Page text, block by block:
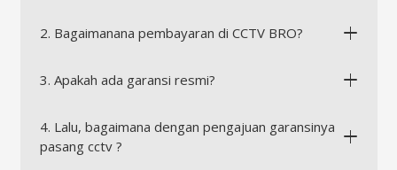
2. Bagaimanana pembayaran di CCTV BRO?
3. Apakah ada garansi resmi?
4. Lalu, bagaimana dengan pengajuan garansinya
pasang cctv ?